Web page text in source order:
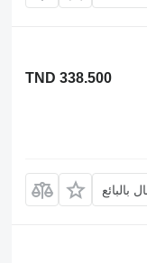
TND 338.500
بالبائع